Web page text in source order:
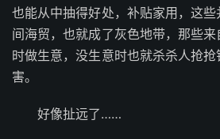
也能从中抽得好处，补贴家用，这
间海贸，也就成了灰色地带，那些
时做生意，没生意时也就杀杀人抢
害。
好像扯远了……